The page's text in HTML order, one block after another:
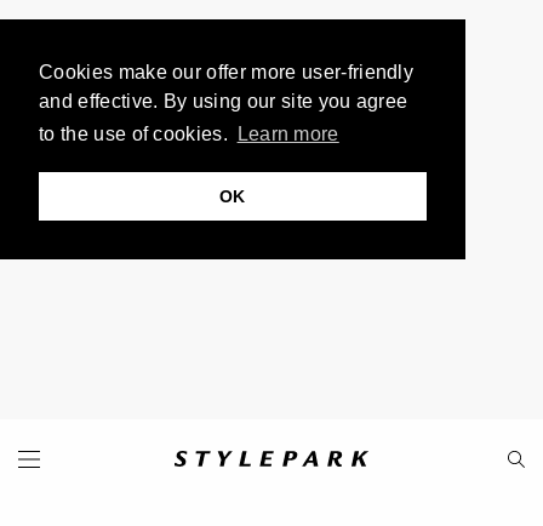
Cookies make our offer more user-friendly
and effective. By using our site you agree
to the use of cookies.
Learn more
OK